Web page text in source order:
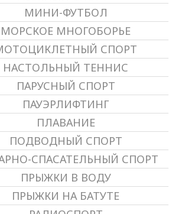
МИНИ-ФУТБОЛ
МОРСКОЕ МНОГОБОРЬЕ
СПОРТ
НАСТОЛЬНЫЙ ТЕННИС
ПАРУСНЫЙ СПОРТ
ПАУЭРЛИФТИНГ
ПЛАВАНИЕ
ПОДВОДНЫЙ СПОРТ
СПАСАТЕЛЬНЫЙ СПОРТ
ПРЫЖКИ В ВОДУ
ПРЫЖКИ НА БАТУТЕ